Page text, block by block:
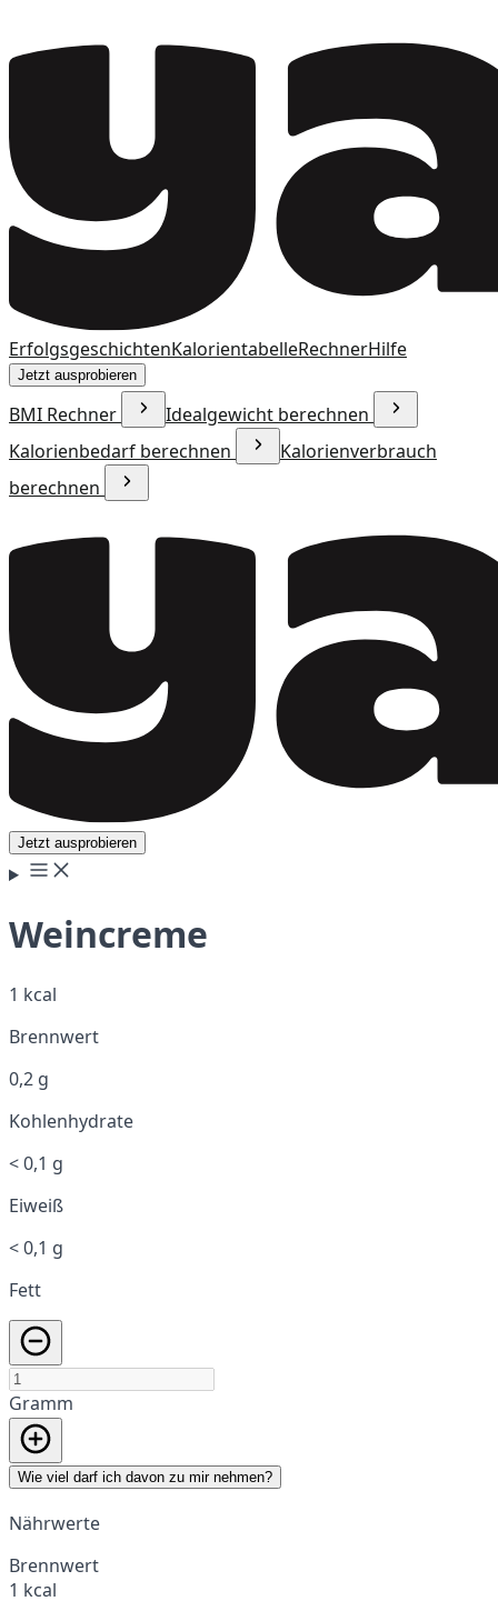
ErfolgsgeschichtenKalorientabelleRechnerHilfe
Jetzt ausprobieren
BMI Rechner
Idealgewicht berechnen
Kalorienbedarf berechnen
Kalorienverbrauch
berechnen
Jetzt ausprobieren
Weincreme
1 kcal
Brennwert
0,2 g
Kohlenhydrate
< 0,1 g
Eiweiß
< 0,1 g
Fett
Gramm
Wie viel darf ich davon zu mir nehmen?
Nährwerte
Brennwert
1 kcal